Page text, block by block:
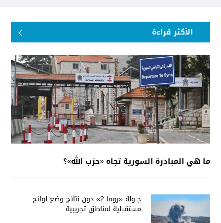
الأكثر قراءة
ما هي المبادرة السورية تجاه «حزب الله»؟
جــولة «روما 2» دون نتائج وضع لوائح
مستقبلية لمناطق تجريبية